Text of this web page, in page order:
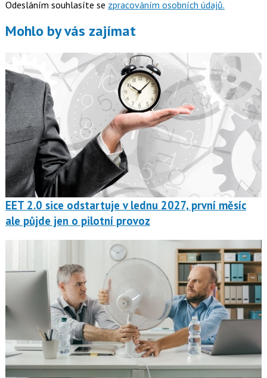
Odesláním souhlasíte se zpracováním osobních údajů.
Mohlo by vás zajímat
EET 2.0 sice odstartuje v lednu 2027, první měsíc
ale půjde jen o pilotní provoz